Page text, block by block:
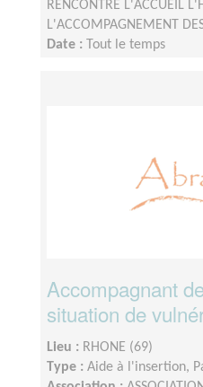
RENCONTRE L'ACCUEIL
L'ACCOMPAGNEMENT
Date :
Tout le temps
Accompagnant
situation de
Lieu : RHONE (69)
Type : Aide à l'insertion,